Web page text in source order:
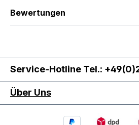
Bewertungen
Service-Hotline Tel.:
Über Uns